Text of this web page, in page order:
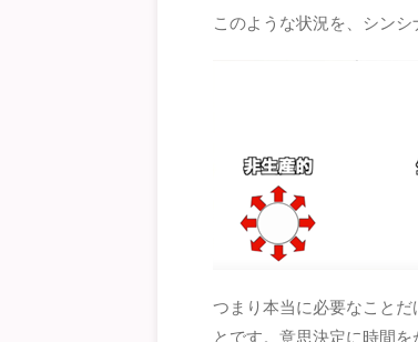
このような状況を、シン
つまり本当に必要なこと
とです。意思決定に時間